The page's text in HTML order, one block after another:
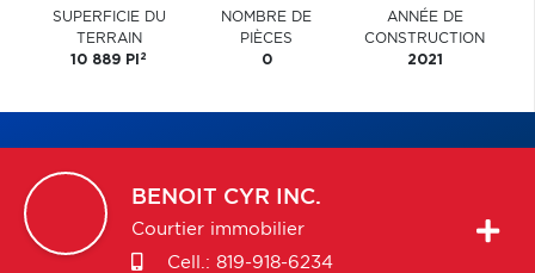
SUPERFICIE DU
TERRAIN
10 889 PI 2
NOMBRE DE
PIÈCES
0
ANNÉE DE
CONSTRUCTION
2021
BENOIT CYR INC.
Courtier immobilier
Cell.: 819-918-6234